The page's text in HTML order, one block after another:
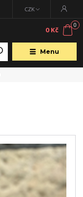
Menu
CZK
0
0 Kč